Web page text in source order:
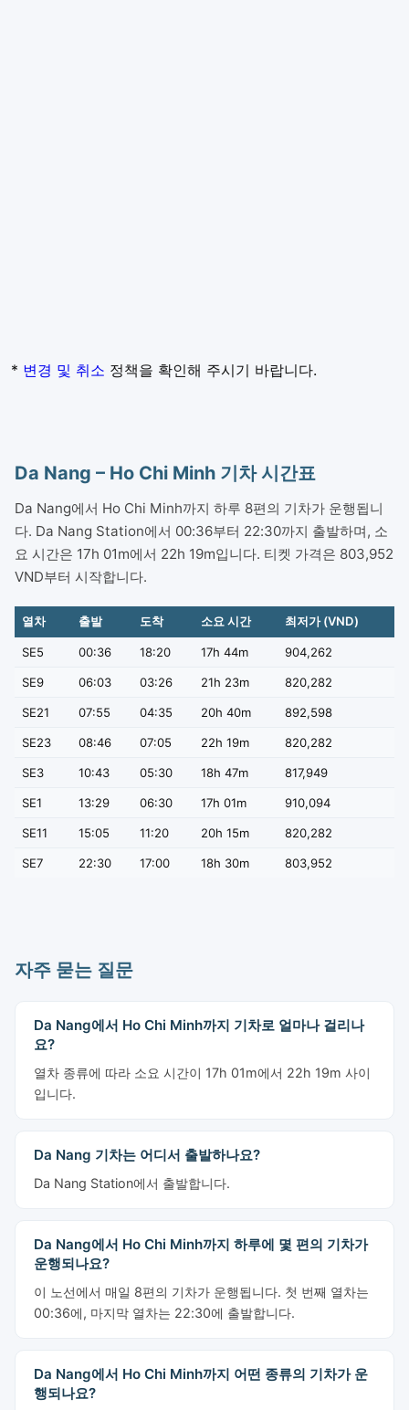
* 변경 및 취소 정책을 확인해 주시기 바랍니다.
Da Nang – Ho Chi Minh 기차 시간표
Da Nang에서 Ho Chi Minh까지 하루 8편의 기차가 운행됩니
다. Da Nang Station에서 00:36부터 22:30까지 출발하며, 소
요 시간은 17h 01m에서 22h 19m입니다. 티켓 가격은 803,952
VND부터 시작합니다.
열차 출발 도착 소요 시간 최저가 (VND)
SE5 00:36 18:20 17h 44m 904,262
SE9 06:03 03:26 21h 23m 820,282
SE21 07:55 04:35 20h 40m 892,598
SE23 08:46 07:05 22h 19m 820,282
SE3 10:43 05:30 18h 47m 817,949
SE1 13:29 06:30 17h 01m 910,094
SE11 15:05 11:20 20h 15m 820,282
SE7 22:30 17:00 18h 30m 803,952
자주 묻는 질문
Da Nang에서 Ho Chi Minh까지 기차로 얼마나 걸리나
요?
열차 종류에 따라 소요 시간이 17h 01m에서 22h 19m 사이
입니다.
Da Nang 기차는 어디서 출발하나요?
Da Nang Station에서 출발합니다.
Da Nang에서 Ho Chi Minh까지 하루에 몇 편의 기차가
운행되나요?
이 노선에서 매일 8편의 기차가 운행됩니다. 첫 번째 열차는
00:36에, 마지막 열차는 22:30에 출발합니다.
Da Nang에서 Ho Chi Minh까지 어떤 종류의 기차가 운
행되나요?